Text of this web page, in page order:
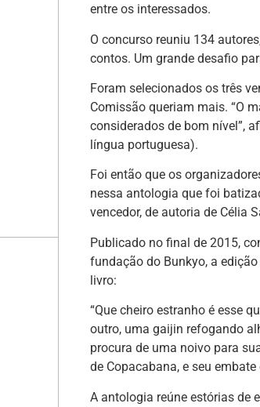
entre os interessados.
O concurso reuniu 134
contos. Um grande desafio
Foram selecionados os três
Comissão queriam mais. “O
considerados de bom nível”,
língua portuguesa).
Foi então que os
nessa antologia que foi
vencedor, de autoria de Célia
Publicado no final de 2015,
fundação do Bunkyo, a
livro:
“Que cheiro estranho é esse
outro, uma gaijin refogando
procura de uma noivo para
de Copacabana, e seu embate
A antologia reúne estórias de